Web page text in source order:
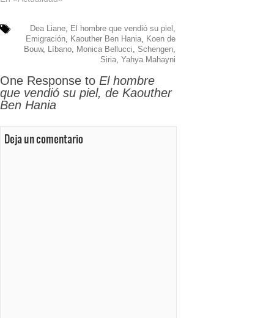
Dea Liane, El hombre que vendió su piel ,
Emigración, Kaouther Ben Hania, Koen de
Bouw, Líbano, Monica Bellucci, Schengen,
Siria, Yahya Mahayni
One Response to El hombre
que vendió su piel, de Kaouther
Ben Hania
Deja un comentario